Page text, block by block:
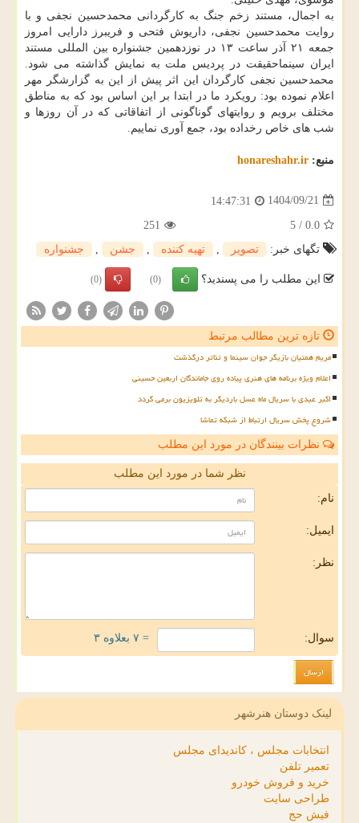
به اجمال، مستند زخم جنگ به کارگردانی محمدحسین نجفی و با
روایت محمدحسین نجفی، داریوش فتحی و فریبرز دارایی امروز
جمعه ۲۱ آذر ساعت ۱۳ در نوزدهمین جشنواره بین المللی مستند
ایران سینماحقیقت در پردیس ملت به نمایش گذاشته می شود.
محمدحسین نجفی کارگردان این اثر پیش از این به گزارشگر مهر
اعلام نموده بود: رویکرد ما در ابتدا بر این اساس بود که به مناطق
مختلف برویم و روایتهای گوناگونی از اتفاقاتی که در آن روزها و
شب های خاص رخداده بود، جمع آوری نماییم.
منبع: honareshahr.ir
1404/09/21
14:47:31
0.0
/
5
251
تگهای خبر:
تصویر تهیه كننده جشن جشنواره
این مطلب را می پسندید؟ (0)
(0)
تازه ترین مطالب مرتبط
مریم همتیان بازیگر جوان سینما و تئاتر درگذشت
اعلام ویژه برنامه های هنری پیاده روی جاماندگان اربعین حسینی
اکبر عبدی با سریال ماه عسل باردیگر به تلویزیون برمی گردد
شروع پخش سریال ارتباط از شبکه تماشا
نظرات بینندگان در مورد این مطلب
نظر شما در مورد این مطلب
نام:
ایمیل:
نظر:
سوال: = ۷ بعلاوه ۳
لینک دوستان هنرشهر
انتخابات مجلس ، کاندیدای مجلس
تعمیر تلفن
خرید و فروش خودرو
طراحی سایت
فیش حج